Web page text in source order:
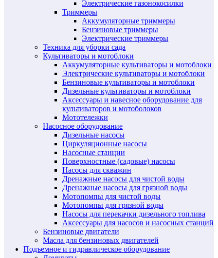
Электрические газонокосилки
Триммеры
Аккумуляторные триммеры
Бензиновые триммеры
Электрические триммеры
Техника для уборки сада
Культиваторы и мотоблоки
Аккумуляторные культиваторы и мотоблоки
Электрические культиваторы и мотоблоки
Бензиновые культиваторы и мотоблоки
Дизельные культиваторы и мотоблоки
Аксессуары и навесное оборудование для
культиваторов и мотоболоков
Мототележки
Насосное оборудование
Дизельные насосы
Циркуляционные насосы
Насосные станции
Поверхностные (садовые) насосы
Насосы для скважин
Дренажные насосы для чистой воды
Дренажные насосы для грязной воды
Мотопомпы для чистой воды
Мотопомпы для грязной воды
Насосы для перекачки дизельного топлива
Аксессуары для насосов и насосных станций
Бензиновые двигатели
Масла для бензиновых двигателей
Подъемное и гидравлическое оборудование